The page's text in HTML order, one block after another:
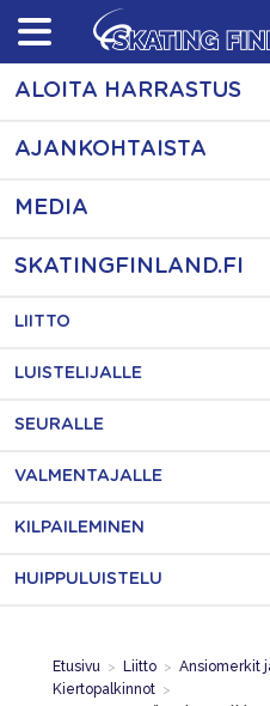
Skip
content
ALOITA HARRASTUS
AJANKOHTAISTA
MEDIA
SKATINGFINLAND.FI
LIITTO
LUISTELIJALLE
SEURALLE
VALMENTAJALLE
KILPAILEMINEN
HUIPPULUISTELU
Etusivu > Liitto > Ansiomerkit
Kiertopalkinnot >